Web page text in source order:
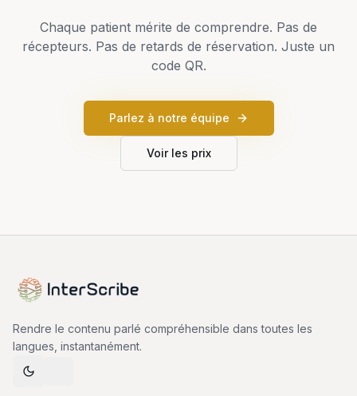
Chaque patient mérite de comprendre. Pas de
récepteurs. Pas de retards de réservation. Juste un
code QR.
Parlez à notre équipe
Voir les prix
Rendre le contenu parlé compréhensible dans toutes les
langues, instantanément.